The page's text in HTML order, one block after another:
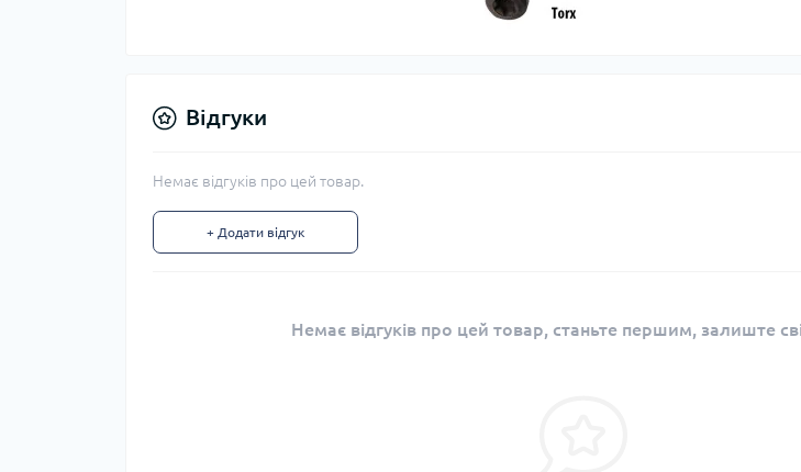
Відгуки
Немає відгуків про цей товар.
+ Додати відгук
Немає відгуків про цей товар, станьте першим, залиште